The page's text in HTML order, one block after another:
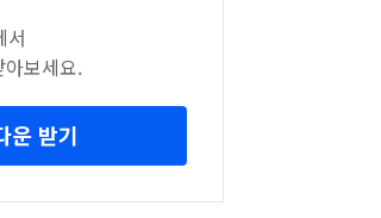
서
보세요.
운 받기